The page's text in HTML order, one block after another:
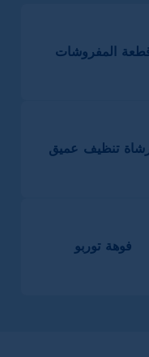
المفروشات
تنظيف عميق
فوهة توربو